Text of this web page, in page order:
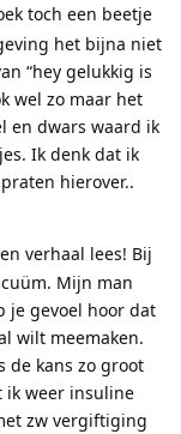
toch een beetje
het bijna niet
“hey gelukkig is
wel zo maar het
en dwars waard ik
Ik denk dat ik
hierover..
verhaal lees! Bij
Mijn man
je gevoel hoor dat
wilt meemaken.
de kans zo groot
ik weer insuline
zw vergiftiging